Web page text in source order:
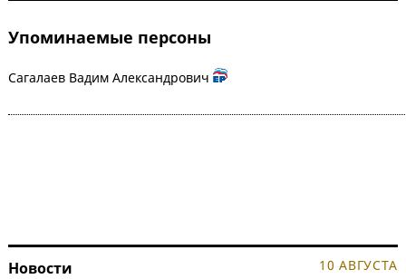
Упоминаемые персоны
Сагалаев Вадим Александрович
Новости 10 АВГУСТА